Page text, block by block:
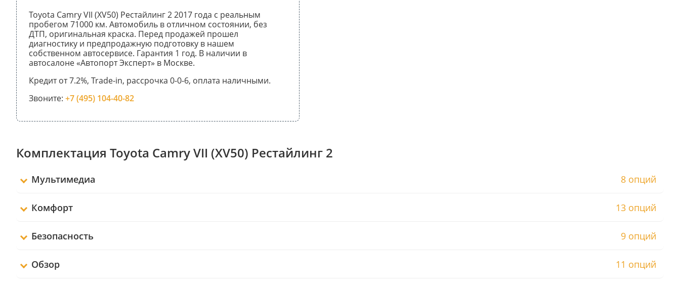
Toyota Camry VII (XV50) Рестайлинг 2 2017 года с реальным
пробегом 71000 км. Автомобиль в отличном состоянии, без
ДТП, оригинальная краска. Перед продажей прошел
диагностику и предпродажную подготовку в нашем
собственном автосервисе. Гарантия 1 год. В наличии в
автосалоне «Автопорт Эксперт» в Москве.
Кредит от 7.2%, Trade-in, рассрочка 0-0-6, оплата наличными.
Звоните: +7 (495) 104-40-82
Комплектация Toyota Camry VII (XV50) Рестайлинг 2
Мультимедиа 8 опций
Комфорт 13 опций
Безопасность 9 опций
Обзор 11 опций